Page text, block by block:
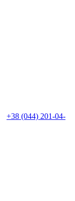
+38 (044) 201-04-